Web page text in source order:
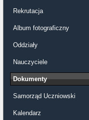
Rekrutacja
Album fotograficzny
Oddziały
Nauczyciele
Dokumenty
Samorząd Uczniowski
Kalendarz